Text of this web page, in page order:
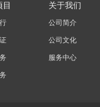
目 关于我们
公司简介
公司文化
服务中心